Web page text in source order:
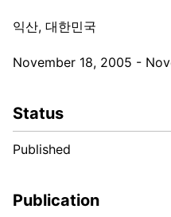
익산, 대한민국
November 18, 2005 -
Status
Published
Publication